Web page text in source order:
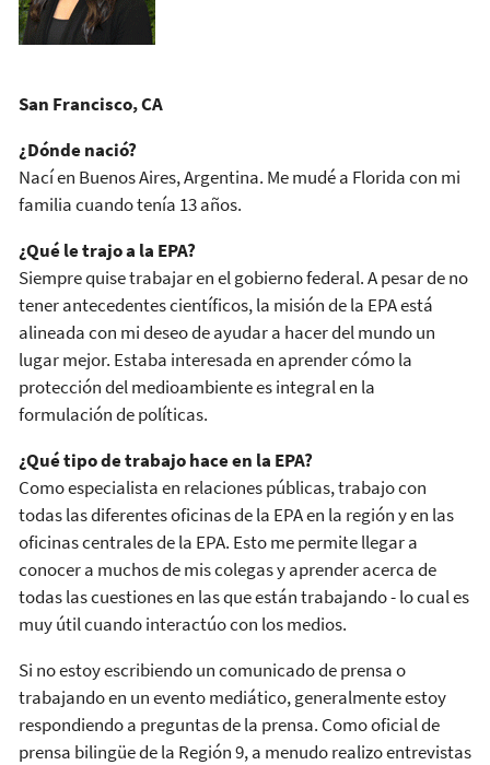
San Francisco, CA
¿Dónde nació?
Nací en Buenos Aires, Argentina. Me mudé a Florida con mi
familia cuando tenía 13 años.
¿Qué le trajo a la EPA?
Siempre quise trabajar en el gobierno federal. A pesar de no
tener antecedentes científicos, la misión de la EPA está
alineada con mi deseo de ayudar a hacer del mundo un
lugar mejor. Estaba interesada en aprender cómo la
protección del medioambiente es integral en la
formulación de políticas.
¿Qué tipo de trabajo hace en la EPA?
Como especialista en relaciones públicas, trabajo con
todas las diferentes oficinas de la EPA en la región y en las
oficinas centrales de la EPA. Esto me permite llegar a
conocer a muchos de mis colegas y aprender acerca de
todas las cuestiones en las que están trabajando - lo cual es
muy útil cuando interactúo con los medios.
Si no estoy escribiendo un comunicado de prensa o
trabajando en un evento mediático, generalmente estoy
respondiendo a preguntas de la prensa. Como oficial de
prensa bilingüe de la Región 9, a menudo realizo entrevistas